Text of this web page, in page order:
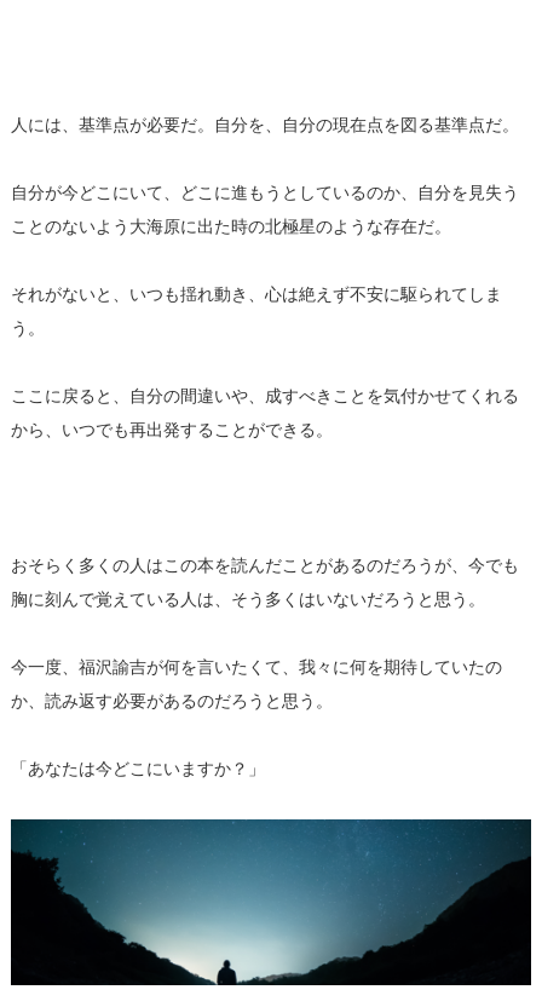
人には、基準点が必要だ。自分を、自分の現在点を図る基準点だ。
自分が今どこにいて、どこに進もうとしているのか、自分を見失う
ことのないよう大海原に出た時の北極星のような存在だ。
それがないと、いつも揺れ動き、心は絶えず不安に駆られてしま
う。
ここに戻ると、自分の間違いや、成すべきことを気付かせてくれる
から、いつでも再出発することができる。
おそらく多くの人はこの本を読んだことがあるのだろうが、今でも
胸に刻んで覚えている人は、そう多くはいないだろうと思う。
今一度、福沢諭吉が何を言いたくて、我々に何を期待していたの
か、読み返す必要があるのだろうと思う。
「あなたは今どこにいますか？」